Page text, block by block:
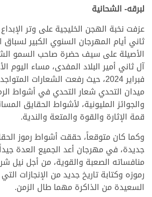
لبرقه- الشحانية
عزفت نخبة الهجن الخليجية على وتر
ثاني أيام المهرجان السنوي الكبير لسباق
الأصيلة على سيف حضرة صاحب السمو
فبراير 2024، حيث رفعت الشعارات
ميدان التحدي شعار التحدي في أشواط
والجوائز المليونية، لأشواط الحقايق
قمة الإثارة والقوة والمتعة والندية.
وكما كان متوقعاً، حققت أشواط رموز
جديدة، في مهرجان أعد الجميع العدة
منافساته الصعبة والقوية، من أجل نيل
رموزه وكتابة تاريخ جديد من الإنجازات
السعيدة من الذاكرة مهما طال الزمن.